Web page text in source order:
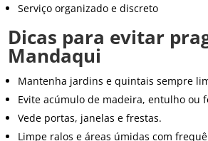
Serviço organizado e discreto
Dicas para evitar
Mandaqui
Mantenha jardins e quintais sempre
Evite acúmulo de madeira, entulho ou
Vede portas, janelas e frestas.
Limpe ralos e áreas úmidas com